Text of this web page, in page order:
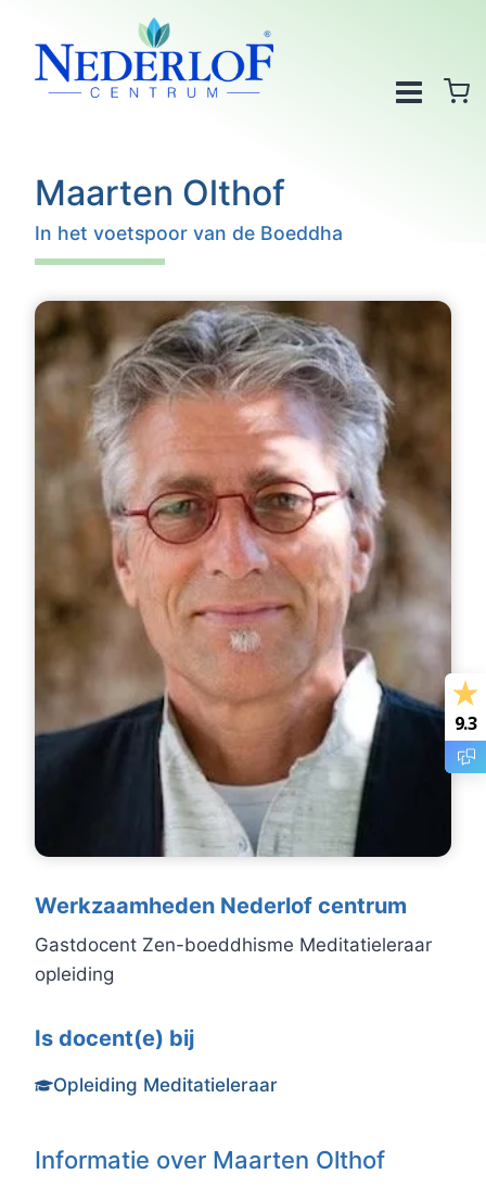
naar
inhoud
Maarten Olthof
In het voetspoor van de Boeddha
Informatie over Maarten Olthof
Werkzaamheden Nederlof centrum
Gastdocent Zen-boeddhisme Meditatieleraar
opleiding
Is docent(e) bij
Opleiding Meditatieleraar
9.3